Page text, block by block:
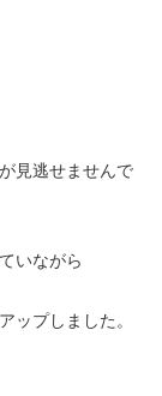
見逃せませんで
いながら
ップしました。